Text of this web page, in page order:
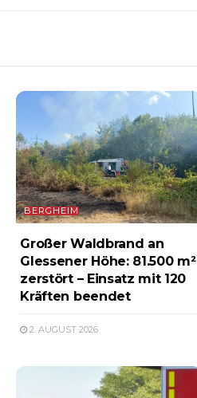
BERGHEIM
Großer Waldbrand an
Glessener Höhe: 81.500 m²
zerstört – Einsatz mit 120
Kräften beendet
2. AUGUST 2026